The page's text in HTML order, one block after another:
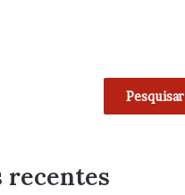
Pesquisar
recentes